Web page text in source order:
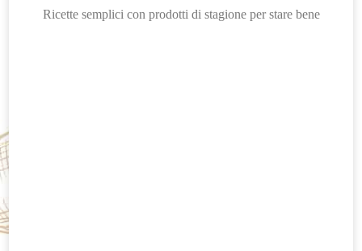
Ricette semplici con prodotti di stagione per stare bene